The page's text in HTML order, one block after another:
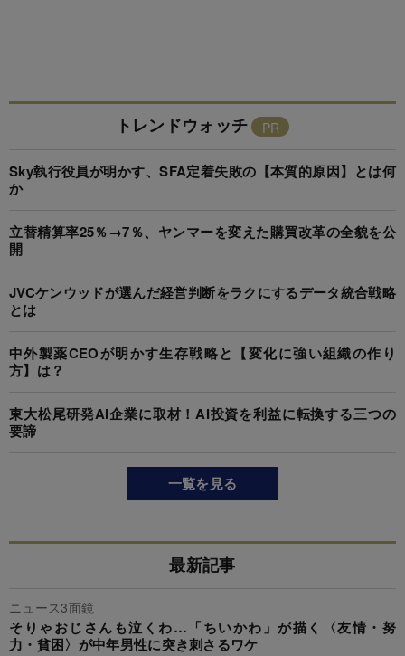
トレンドウォッチ
Sky執行役員が明かす、SFA定着失敗の【本質的原因】とは何
か
立替精算率25％→7％、ヤンマーを変えた購買改革の全貌を公
開
JVCケンウッドが選んだ経営判断をラクにするデータ統合戦略
とは
中外製薬CEOが明かす生存戦略と【変化に強い組織の作り
方】は？
東大松尾研発AI企業に取材！AI投資を利益に転換する三つの
要諦
一覧を見る
最新記事
ニュース3面鏡
そりゃおじさんも泣くわ…「ちいかわ」が描く〈友情・努
力・貧困〉が中年男性に突き刺さるワケ